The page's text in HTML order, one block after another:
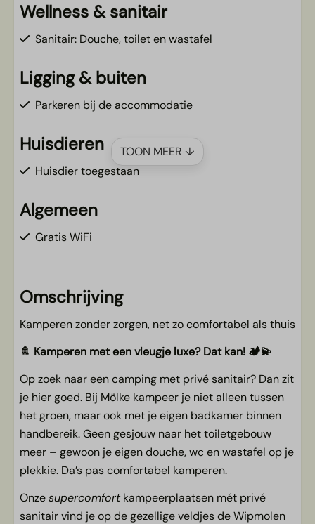
Wellness & sanitair
Sanitair: Douche, toilet en wastafel
Ligging & buiten
Parkeren bij de accommodatie
Huisdieren
Huisdier toegestaan
Algemeen
Gratis WiFi
Privé sanitair
10 ampère elektra
Riolering
Gratis douche en warm water
TOON MEER ↓
Omschrijving
Kamperen zonder zorgen, net zo comfortabel als thuis
🚿 Kamperen met een vleugje luxe? Dat kan! 🏕️💫
Op zoek naar een camping met privé sanitair? Dan zit
je hier goed. Bij Mölke kampeer je niet alleen tussen
het groen, maar ook met je eigen badkamer binnen
handbereik. Geen gesjouw naar het toiletgebouw
meer – gewoon je eigen douche, wc en wastafel op je
plekkie. Da’s pas comfortabel kamperen.
Onzesupercomfortkampeerplaatsen mét privé
sanitair vind je op de gezellige veldjes de Wipmolen